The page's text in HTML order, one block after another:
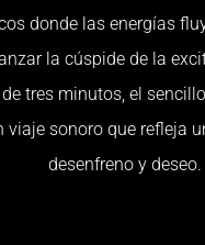
donde las energías
la cúspide de la
tres minutos, el
viaje sonoro que refleja
desenfreno y deseo.